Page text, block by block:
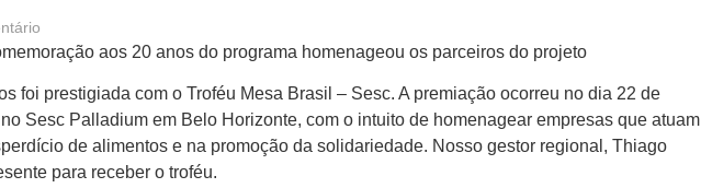
aos 20 anos do programa homenageou os parceiros do projeto
foi prestigiada com o Troféu Mesa Brasil – Sesc. A premiação ocorreu no dia 22 de
Sesc Palladium em Belo Horizonte, com o intuito de homenagear empresas que atuam
de alimentos e na promoção da solidariedade. Nosso gestor regional, Thiago
para receber o troféu.